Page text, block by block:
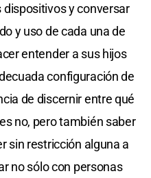
y conversar
y uso de cada una de
entender a sus hijos
configuración de
de discernir entre qué
no, pero también saber
sin restricción alguna a
no sólo con personas